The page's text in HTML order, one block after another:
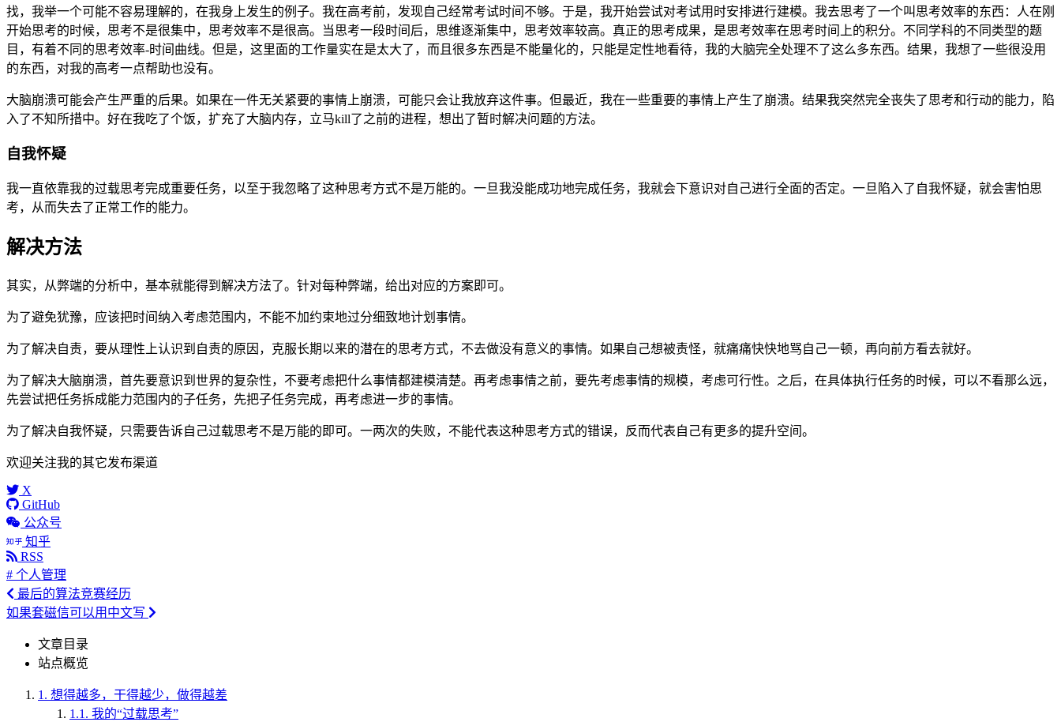
找，我举一个可能不容易理解的，在我身上发生的例子。我在高考前，发现自己经常考试时间不够。于是，我开始尝试对考试用时安排进行建模。我去思考了一个叫思考效率的东西：人在刚
开始思考的时候，思考不是很集中，思考效率不是很高。当思考一段时间后，思维逐渐集中，思考效率较高。真正的思考成果，是思考效率在思考时间上的积分。不同学科的不同类型的题
目，有着不同的思考效率-时间曲线。但是，这里面的工作量实在是太大了，而且很多东西是不能量化的，只能是定性地看待，我的大脑完全处理不了这么多东西。结果，我想了一些很没用
的东西，对我的高考一点帮助也没有。
大脑崩溃可能会产生严重的后果。如果在一件无关紧要的事情上崩溃，可能只会让我放弃这件事。但最近，我在一些重要的事情上产生了崩溃。结果我突然完全丧失了思考和行动的能力，陷
入了不知所措中。好在我吃了个饭，扩充了大脑内存，立马kill了之前的进程，想出了暂时解决问题的方法。
自我怀疑
我一直依靠我的过载思考完成重要任务，以至于我忽略了这种思考方式不是万能的。一旦我没能成功地完成任务，我就会下意识对自己进行全面的否定。一旦陷入了自我怀疑，就会害怕思
考，从而失去了正常工作的能力。
解决方法
其实，从弊端的分析中，基本就能得到解决方法了。针对每种弊端，给出对应的方案即可。
为了避免犹豫，应该把时间纳入考虑范围内，不能不加约束地过分细致地计划事情。
为了解决自责，要从理性上认识到自责的原因，克服长期以来的潜在的思考方式，不去做没有意义的事情。如果自己想被责怪，就痛痛快快地骂自己一顿，再向前方看去就好。
为了解决大脑崩溃，首先要意识到世界的复杂性，不要考虑把什么事情都建模清楚。再考虑事情之前，要先考虑事情的规模，考虑可行性。之后，在具体执行任务的时候，可以不看那么远，
先尝试把任务拆成能力范围内的子任务，先把子任务完成，再考虑进一步的事情。
为了解决自我怀疑，只需要告诉自己过载思考不是万能的即可。一两次的失败，不能代表这种思考方式的错误，反而代表自己有更多的提升空间。
欢迎关注我的其它发布渠道
X
GitHub
公众号
知乎
RSS
# 个人管理
最后的算法竞赛经历
如果套磁信可以用中文写
文章目录
站点概览
1. 想得越多，干得越少，做得越差
1.1. 我的“过载思考”